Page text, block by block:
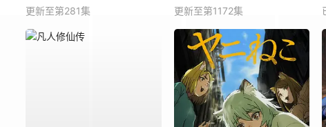
更新至第281集
更新至第1172集